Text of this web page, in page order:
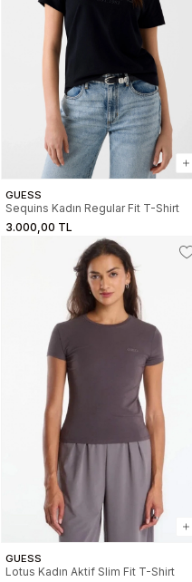
GUESS
Sequins Kadın Regular Fit T-Shirt
3.000,00 TL
GUESS
Lotus Kadın Aktif Slim Fit T-Shirt